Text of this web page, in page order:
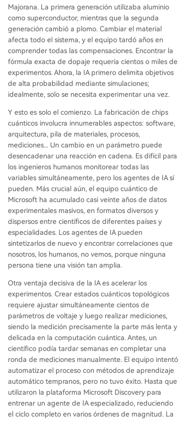
Majorana. La primera generación utilizaba aluminio
como superconductor, mientras que la segunda
generación cambió a plomo. Cambiar el material
afecta todo el sistema, y el equipo tardó años en
comprender todas las compensaciones. Encontrar la
fórmula exacta de dopaje requería cientos o miles de
experimentos. Ahora, la IA primero delimita objetivos
de alta probabilidad mediante simulaciones;
idealmente, solo se necesita experimentar una vez.
Y esto es solo el comienzo. La fabricación de chips
cuánticos involucra innumerables aspectos: software,
arquitectura, pila de materiales, procesos,
mediciones... Un cambio en un parámetro puede
desencadenar una reacción en cadena. Es difícil para
los ingenieros humanos monitorear todas las
variables simultáneamente, pero los agentes de IA sí
pueden. Más crucial aún, el equipo cuántico de
Microsoft ha acumulado casi veinte años de datos
experimentales masivos, en formatos diversos y
dispersos entre científicos de diferentes países y
especialidades. Los agentes de IA pueden
sintetizarlos de nuevo y encontrar correlaciones que
nosotros, los humanos, no vemos, porque ninguna
persona tiene una visión tan amplia.
Otra ventaja decisiva de la IA es acelerar los
experimentos. Crear estados cuánticos topológicos
requiere ajustar simultáneamente cientos de
parámetros de voltaje y luego realizar mediciones,
siendo la medición precisamente la parte más lenta y
delicada en la computación cuántica. Antes, un
científico podía tardar semanas en completar una
ronda de mediciones manualmente. El equipo intentó
automatizar el proceso con métodos de aprendizaje
automático tempranos, pero no tuvo éxito. Hasta que
utilizaron la plataforma Microsoft Discovery para
entrenar un agente de IA especializado, reduciendo
el ciclo completo en varios órdenes de magnitud. La